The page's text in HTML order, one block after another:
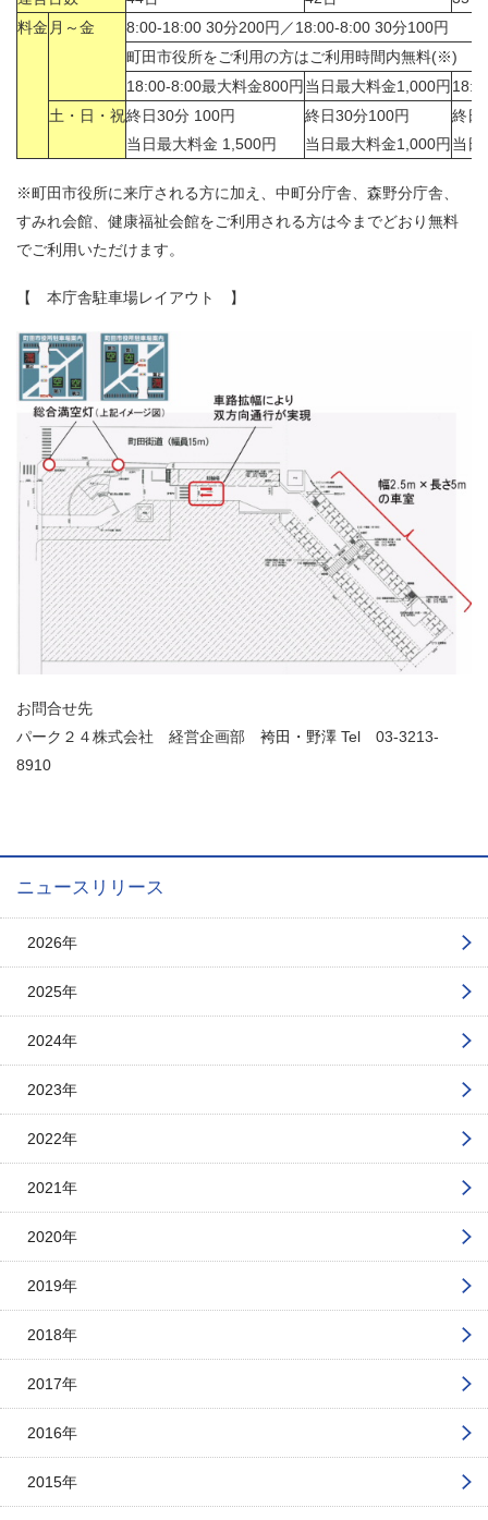
料金 月～金 8:00-18:00 30分200円 ／18:00-8:00 30分100円
町田市役所をご利用の方はご利用時間内無料(※)
18:00-8:00最大料金800円 当日最大料金1,000円
土・日・祝終日30分 100円
当日最大料金 1,500円
終日30分100円
当日最大料金1,000円
終日
当日
※町田市役所に来庁される方に加え、中町分庁舎、森野分庁舎、
すみれ会館、健康福祉会館をご利用される方は今までどおり無料
でご利用いただけます。
【 本庁舎駐車場レイアウト 】
お問合せ先
パーク２４株式会社 経営企画部 袴田・野澤 Tel 03-3213-
8910
ニュースリリース
2026年
2025年
2024年
2023年
2022年
2021年
2020年
2019年
2018年
2017年
2016年
2015年